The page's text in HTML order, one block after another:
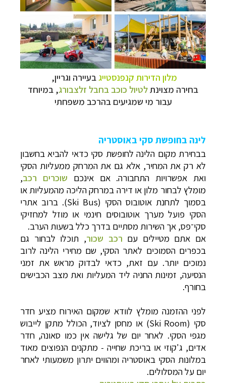
מלון הדירות קנפנסטייגבעיירה וגריין,
בחירה מצוינתלטיול כוכב בחבל זלצבורג, במיוחד
עבור מי שמגיעים בהרכב משפחתי
לינה בחופשת סקי באוסטריה
בבחירת מקום הלינה לחופשת סקי כדאי להביא בחשבון
לא רק את המחיר, אלא גם את המרחק ממעליות הסקי
ואת אפשרויות התחבורה. אם אינכם שוכרים רכב,
מומלץ לבחור מלון או דירה במרחק הליכה מהמעליות או
בסמוך לתחנת אוטובוס הסקי (Ski Bus). ברוב אתרי
הסקי פועל מערך אוטובוסים חינמי או מוזל למחזיקי
סקי־פס, אך השירות מסתיים בדרך כלל בשעות הערב.
אם אתם מטיילים עם רכב שכור, תוכלו לבחור גם
בכפרים הסמוכים לאתר הסקי, שם מחירי הלינה לרוב
נמוכים יותר. עם זאת, כדאי לבדוק מראש את זמני
הנסיעה, זמינות החניה ליד המעליות ואת מצב הכבישים
בחורף.
לפני ההזמנה מומלץ לוודא שמקום האירוח מציע חדר
סקי (Ski Room) או מחסן לציוד, הכולל מתקן לייבוש
מגפי הסקי. לאחר יום של גלישה אין כמו סאונה, חדר
אדים, ג'קוזי או בריכת שחייה - מתקנים הנפוצים מאוד
במלונות הסקי באוסטריה ומהווים יתרון משמעותי לאחר
יום על המסלולים.
טיולי אקטיב - אופניים, שייט והליכהלחצו לרשימת
יעדים »
תכנוןטיולים לצפון אמריקהלחצו לרשימת היעדים »
קרוזים והפלגות נופשלחצו לרשימת היעדים »